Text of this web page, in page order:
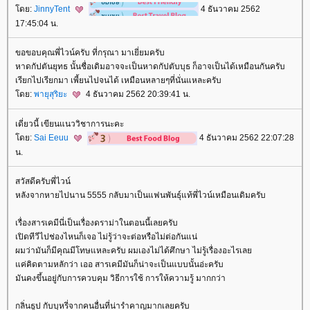
ดย: JinnyTent
4 ธันวาคม 2562
17:45:04 น.
ขอขอบคุณพี่ไวน์ครับ ที่กรุณา มาเยี่ยมครับ
หาดกัปตันยุทธ นั้นชื่อเดิมอาจจะเป็นหาดกัปตับบุธ ก็อาจเป็นได้เหมือนกันครับ
เรียกไปเรียกมา เพี้ยนไปจนได้ เหมือนหลายๆที่นั่นแหละครับ
ดย: พายุสุริยะ 4 ธันวาคม 2562 20:39:41 น.
เดี่ยวนี้ เขียนแนววิชาการนะคะ
ดย: Sai Eeuu
4 ธันวาคม 2562 22:07:28
น.
สวัสดีครับพี่ไวน์
หลังจากหายไปนาน 5555 กลับมาเป็นแฟนพันธุ์แท้พี่ไวน์เหมือนเดิมครับ
เรื่องสารเคมีนี่เป็นเรื่องดราม่าในตอนนี้เลยครับ
เปิดทีวีไปช่องไหนก็เจอ ไม่รู้ว่าจะต่อหรือไม่ต่อกันแน่
ผมว่ามันก็มีคุณมีโทษแหละครับ ผมเองไม่ได้ศึกษา ไม่รู้เรื่องอะไรเล
ค่คิดตามหลักว่า เออ สารเคมีมันก็น่าจะเป็นแบบนั้นอ่ะครับ
มันคงขึ้นอยู่กับการควบคุม วิธีการใช้ การให้ความรู้ มากกว่า
กลิ่นธูป กับบุหรี่จากคนอื่นที่น่ารำคาญมากเลยครับ